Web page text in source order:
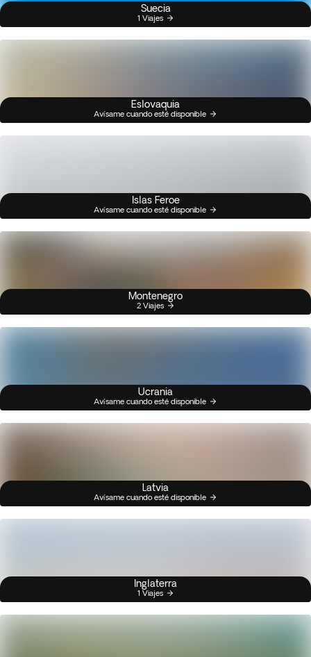
Suecia
1 Viajes
Eslovaquia
Avísame cuando esté disponible
Islas Feroe
Avísame cuando esté disponible
Montenegro
2 Viajes
Ucrania
Avísame cuando esté disponible
Latvia
Avísame cuando esté disponible
Inglaterra
1 Viajes